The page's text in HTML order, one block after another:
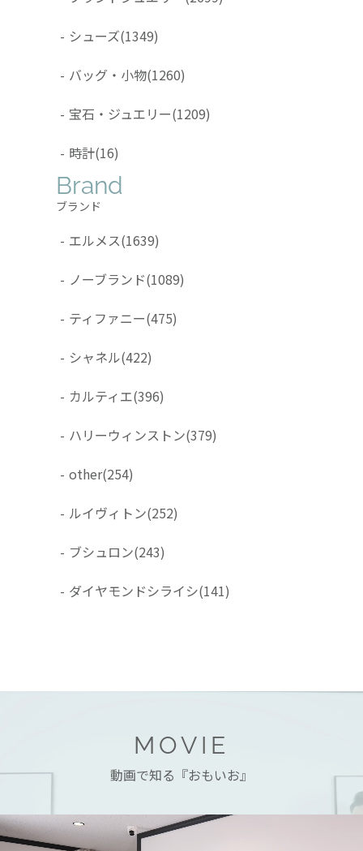
- シューズ(1349)
- バッグ・小物(1260)
- 宝石・ジュエリー(1209)
- 時計(16)
Brand
ブランド
- エルメス(1639)
- ノーブランド(1089)
- ティファニー(475)
- シャネル(422)
- カルティエ(396)
- ハリーウィンストン(379)
- other(254)
- ルイヴィトン(252)
- ブシュロン(243)
- ダイヤモンドシライシ(141)
MOVIE
動画で知る『おもいお』